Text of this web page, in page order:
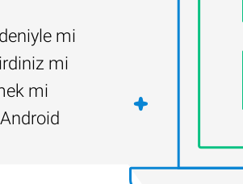
mi
mi
mi